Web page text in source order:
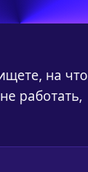
на что
работать,